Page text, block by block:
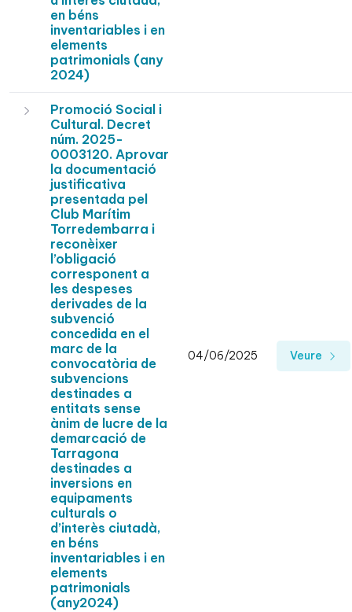
en béns
inventariables i en
elements
patrimonials (any
2024)
Promoció Social i
Cultural. Decret
núm. 2025-
0003120. Aprovar
la documentació
justificativa
presentada pel
Club Marítim
Torredembarra i
reconèixer
l’obligació
corresponent a
les despeses
derivades de la
subvenció
concedida en el
marc de la
convocatòria de
subvencions
destinades a
entitats sense
ànim de lucre de la
demarcació de
Tarragona
destinades a
inversions en
equipaments
culturals o
d’interès ciutadà,
en béns
inventariables i en
elements
patrimonials
(any2024)
04/06/2025 Veure